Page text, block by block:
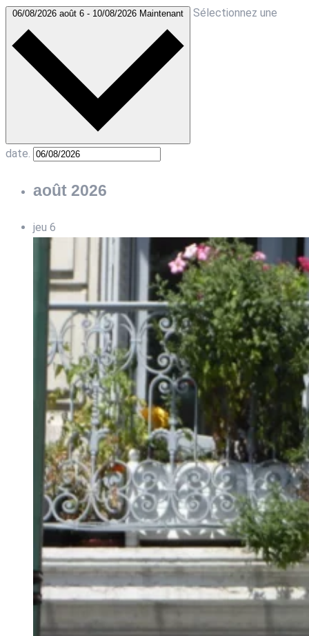
06/08/2026 août 6 - 10/08/2026 Maintenant Sélectionnez une
date.
août 2026
jeu 6